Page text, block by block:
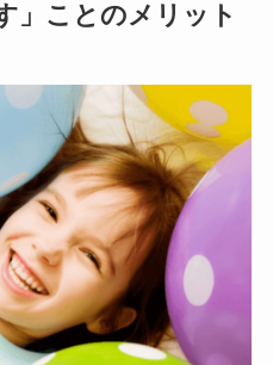
」ことのメリット